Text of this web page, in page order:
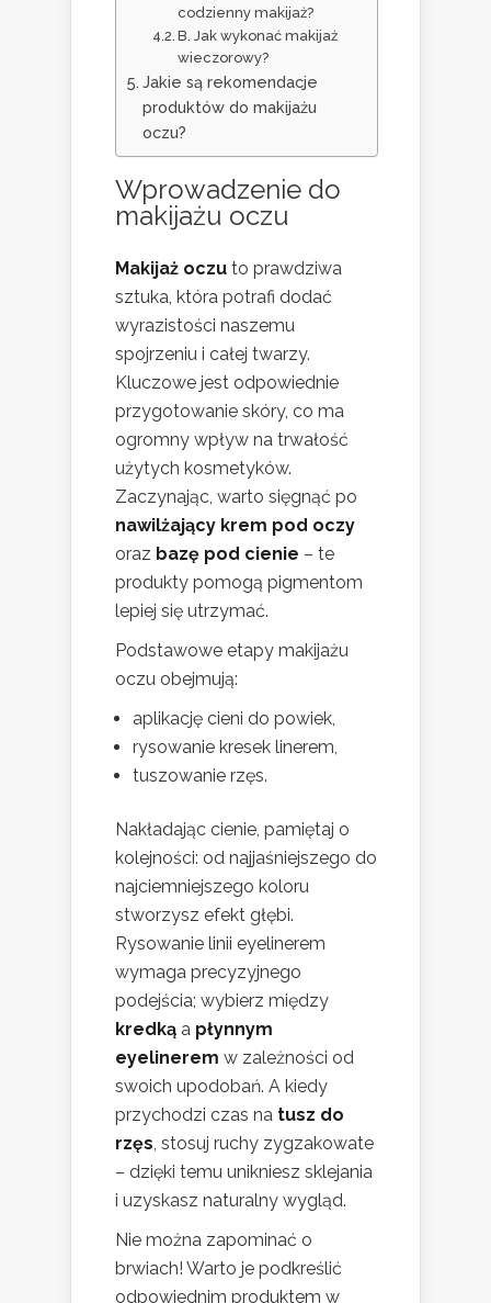
codzienny makijaż?
B. Jak wykonać makijaż
wieczorowy?
Jakie są rekomendacje
produktów do makijażu
oczu?
Wprowadzenie do
makijażu oczu
Makijaż oczu to prawdziwa
sztuka, która potrafi dodać
wyrazistości naszemu
spojrzeniu i całej twarzy.
Kluczowe jest odpowiednie
przygotowanie skóry, co ma
ogromny wpływ na trwałość
użytych kosmetyków.
Zaczynając, warto sięgnąć po
nawilżający krem pod oczy
oraz bazę pod cienie – te
produkty pomogą pigmentom
lepiej się utrzymać.
Podstawowe etapy makijażu
oczu obejmują:
aplikację cieni do powiek,
rysowanie kresek linerem,
tuszowanie rzęs.
Nakładając cienie, pamiętaj o
kolejności: od najjaśniejszego do
najciemniejszego koloru
stworzysz efekt głębi.
Rysowanie linii eyelinerem
wymaga precyzyjnego
podejścia; wybierz między
kredką a płynnym
eyelinerem w zależności od
swoich upodobań. A kiedy
przychodzi czas na tusz do
rzęs , stosuj ruchy zygzakowate
– dzięki temu unikniesz sklejania
i uzyskasz naturalny wygląd.
Nie można zapominać o
brwiach! Warto je podkreślić
odpowiednim produktem w